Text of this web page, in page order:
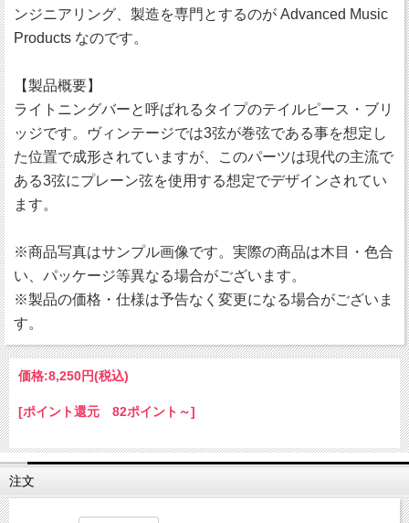
ンジニアリング、製造を専門とするのが Advanced Music
Products なのです。
【製品概要】
ライトニングバーと呼ばれるタイプのテイルピース・ブリ
ッジです。ヴィンテージでは3弦が巻弦である事を想定し
た位置で成形されていますが、このパーツは現代の主流で
ある3弦にプレーン弦を使用する想定でデザインされてい
ます。
※商品写真はサンプル画像です。実際の商品は木目・色合
い、パッケージ等異なる場合がございます。
※製品の価格・仕様は予告なく変更になる場合がございま
す。
価格:8,250円(税込)
[ポイント還元 82ポイント～]
注文